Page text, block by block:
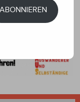
ABONNIEREN